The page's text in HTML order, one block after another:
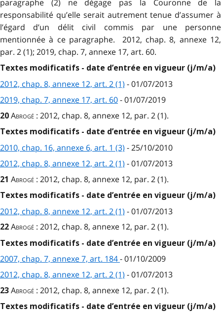
paragraphe (2) ne dégage pas la Couronne de la
responsabilité qu’elle serait autrement tenue d’assumer à
l’égard d’un délit civil commis par une personne
mentionnée à ce paragraphe. 2012, chap. 8, annexe 12,
par. 2 (1); 2019, chap. 7, annexe 17, art. 60.
Textes modificatifs - date d’entrée en vigueur (j/m/a)
2012, chap. 8, annexe 12, art. 2 (1) - 01/07/2013
2019, chap. 7, annexe 17, art. 60- 01/07/2019
20 Abrogé : 2012, chap. 8, annexe 12, par. 2 (1).
Textes modificatifs - date d’entrée en vigueur (j/m/a)
2010, chap. 16, annexe 6, art. 1 (3) - 25/10/2010
2012, chap. 8, annexe 12, art. 2 (1) - 01/07/2013
21 Abrogé : 2012, chap. 8, annexe 12, par. 2 (1).
Textes modificatifs - date d’entrée en vigueur (j/m/a)
2012, chap. 8, annexe 12, art. 2 (1) - 01/07/2013
22 Abrogé : 2012, chap. 8, annexe 12, par. 2 (1).
Textes modificatifs - date d’entrée en vigueur (j/m/a)
2007, chap. 7, annexe 7, art. 184- 01/10/2009
2012, chap. 8, annexe 12, art. 2 (1) - 01/07/2013
23 Abrogé : 2012, chap. 8, annexe 12, par. 2 (1).
Textes modificatifs - date d’entrée en vigueur (j/m/a)